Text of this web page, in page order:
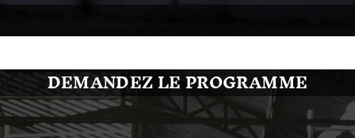
DEMANDEZ LE PROGRAMME